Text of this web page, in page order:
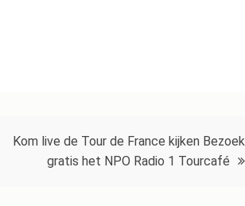
Kom live de Tour de France kijken Bezoek
gratis het NPO Radio 1 Tourcafé